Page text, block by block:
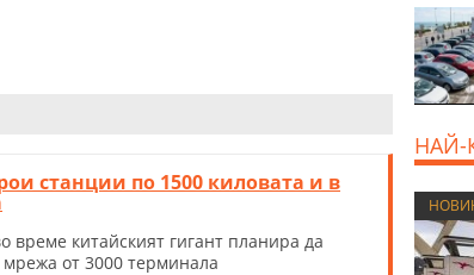
станции по 1500 киловата и в
време китайският гигант планира да
мрежа от 3000 терминала
НАЙ-